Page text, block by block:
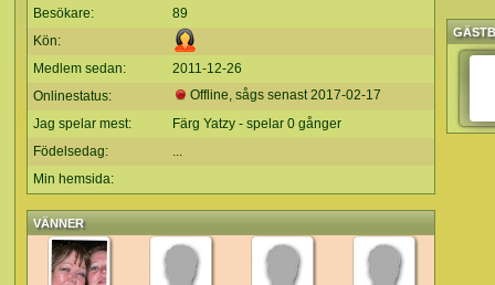
Besökare:
89
Kön:
Medlem sedan:
2011-12-26
Onlinestatus:
Offline, sågs senast2017-02-17
Jag spelar mest:
Färg Yatzy - spelar 0 gånger
Födelsedag:
...
Min hemsida:
VÄNNER